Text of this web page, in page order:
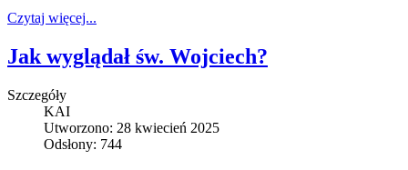
Czytaj więcej...
Jak wyglądał św. Wojciech?
Szczegóły
KAI
Utworzono: 28 kwiecień 2025
Odsłony: 744